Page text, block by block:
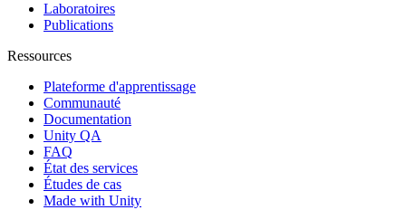
Laboratoires
Publications
Ressources
Plateforme d'apprentissage
Communauté
Documentation
Unity QA
FAQ
État des services
Études de cas
Made with Unity